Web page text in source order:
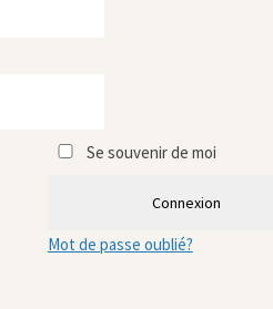
Se souvenir de moi
Connexion
Mot de passe oublié?